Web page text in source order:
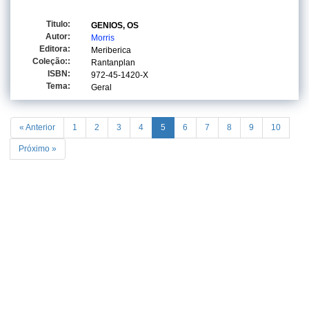
Titulo:
GENIOS, OS
Autor:
Morris
Editora:
Meriberica
Coleção::
Rantanplan
ISBN:
972-45-1420-X
Tema:
Geral
« Anterior 1 2 3 4 5 6 7 8 9 10
Próximo »